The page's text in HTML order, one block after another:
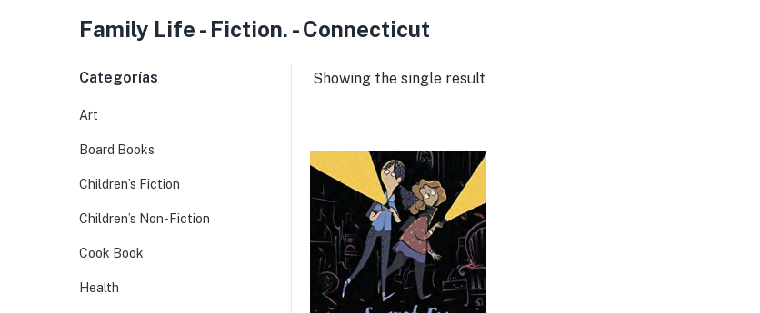
Family Life - Fiction. - Connecticut
Showing the single result
Categorías
Art
Board Books
Children’s Fiction
Children’s Non-Fiction
Cook Book
Health